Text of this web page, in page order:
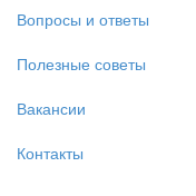
Вопросы и ответы
Полезные советы
Вакансии
Контакты